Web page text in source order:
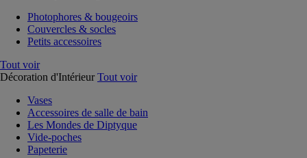
Photophores & bougeoirs
Couvercles & socles
Petits accessoires
Tout voir
Décoration d'Intérieur Tout voir
Vases
Accessoires de salle de bain
Les Mondes de Diptyque
Vide-poches
Papeterie